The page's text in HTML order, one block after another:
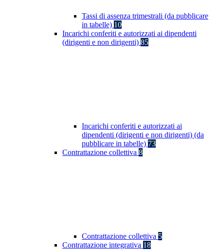
Tassi di assenza trimestrali (da pubblicare
in tabelle) 10
Incarichi conferiti e autorizzati ai dipendenti
(dirigenti e non dirigenti) 85
Incarichi conferiti e autorizzati ai
dipendenti (dirigenti e non dirigenti) (da
pubblicare in tabelle) 73
Contrattazione collettiva 8
Contrattazione collettiva 5
Contrattazione integrativa 18